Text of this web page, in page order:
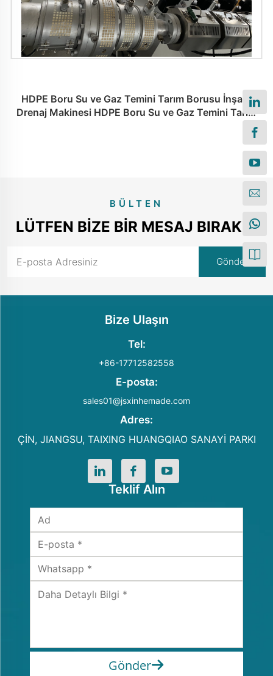
HDPE Boru Su ve Gaz Temini Tarım Borusu İnşaat
Drenaj Makinesi HDPE Boru Su ve Gaz Temini Tarım
BÜLTEN
LÜTFEN BIZE BIR MESAJ BIRAKIN
Bize Ulaşın
Tel:
+86-17712582558
E-posta:
sales01@jsxinhemade.com
Adres:
ÇİN, JIANGSU, TAIXING HUANGQIAO SANAYİ PARKI
Teklif Alın
Gönder